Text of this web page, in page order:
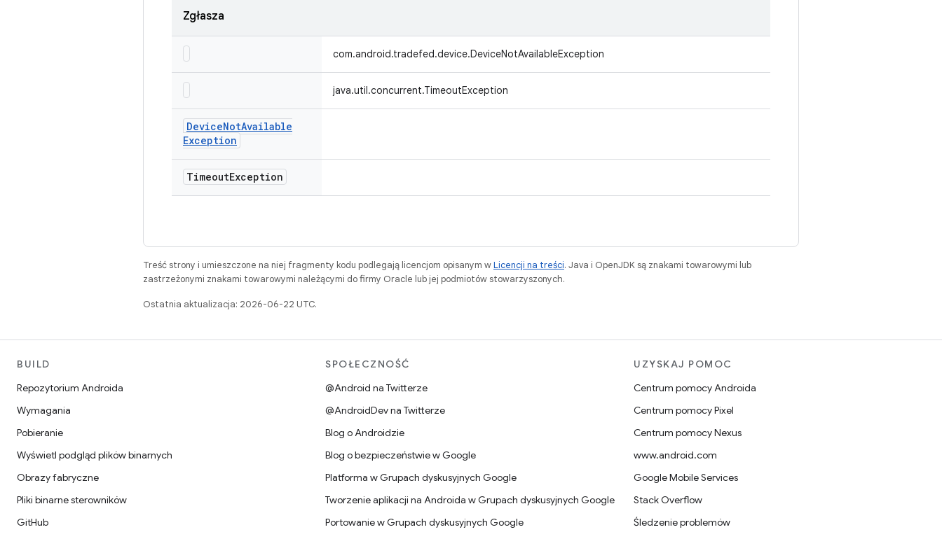
Zgłasza
com.android.tradefed.device.DeviceNotAvailableException
java.util.concurrent.TimeoutException
DeviceNotAvailable
Exception
TimeoutException
Treść strony i umieszczone na niej fragmenty kodu podlegają licencjom opisanym wLicencji na treści. Java i OpenJDK są znakami towarowymi lub
zastrzeżonymi znakami towarowymi należącymi do firmy Oracle lub jej podmiotów stowarzyszonych.
Ostatnia aktualizacja: 2026-06-22 UTC.
BUILD
Repozytorium Androida
Wymagania
Pobieranie
Wyświetl podgląd plików binarnych
Obrazy fabryczne
Pliki binarne sterowników
GitHub
SPOŁECZNOŚĆ
@Android na Twitterze
@AndroidDev na Twitterze
Blog o Androidzie
Blog o bezpieczeństwie w Google
Platforma w Grupach dyskusyjnych Google
Tworzenie aplikacji na Androida w Grupach dyskusyjnych Google
Portowanie w Grupach dyskusyjnych Google
UZYSKAJ POMOC
Centrum pomocy Androida
Centrum pomocy Pixel
Centrum pomocy Nexus
www.android.com
Google Mobile Services
Stack Overflow
Śledzenie problemów